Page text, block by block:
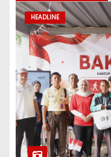
HEADLINE